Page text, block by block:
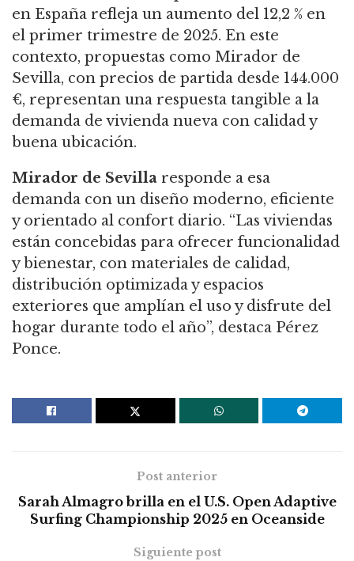
en España refleja un aumento del 12,2 % en
el primer trimestre de 2025. En este
contexto, propuestas como Mirador de
Sevilla, con precios de partida desde 144.000
€, representan una respuesta tangible a la
demanda de vivienda nueva con calidad y
buena ubicación.
Mirador de Sevilla responde a esa
demanda con un diseño moderno, eficiente
y orientado al confort diario. “Las viviendas
están concebidas para ofrecer funcionalidad
y bienestar, con materiales de calidad,
distribución optimizada y espacios
exteriores que amplían el uso y disfrute del
hogar durante todo el año”, destaca Pérez
Ponce.
Post anterior
Sarah Almagro brilla en el U.S. Open Adaptive
Surfing Championship 2025 en Oceanside
Siguiente post